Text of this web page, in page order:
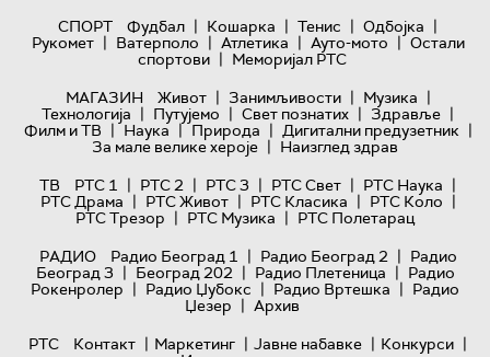
СПОРТ
Фудбал | Кошарка | Тенис | Одбојка |
Рукомет | Ватерполо | Атлетика | Ауто-мото | Остали
спортови | Меморијал РТС
МАГАЗИН
Живот | Занимљивости | Музика |
Технологијa | Путујемо | Свет познатих | Здравље |
Филм и ТВ | Наука | Природа | Дигитални предузетник |
За мале велике хероје | Наизглед здрав
ТВ
РТС 1 | РТС 2 | РТС 3 | РТС Свет | РТС Наука |
РТС Драма | РТС Живот | РТС Класика | РТС Коло |
РТС Трезор | РТС Музика | РТС Полетарац
РАДИО
Радио Београд 1 | Радио Београд 2 | Радио
Београд 3 | Београд 202 | Радио Плетеница | Радио
Рокенролер | Радио Џубокс | Радио Вртешка | Радио
Џезер | Архив
РТС
Контакт | Маркетинг | Јавне набавке | Конкурси |